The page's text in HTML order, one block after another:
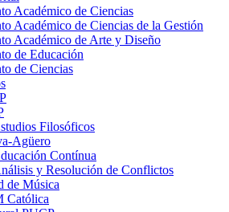
Académico de Ciencias
Académico de Ciencias de la Gestión
Académico de Arte y Diseño
de Educación
de Ciencias
Filosóficos
Agüero
Contínua
y Resolución de Conflictos
de Música
Católica